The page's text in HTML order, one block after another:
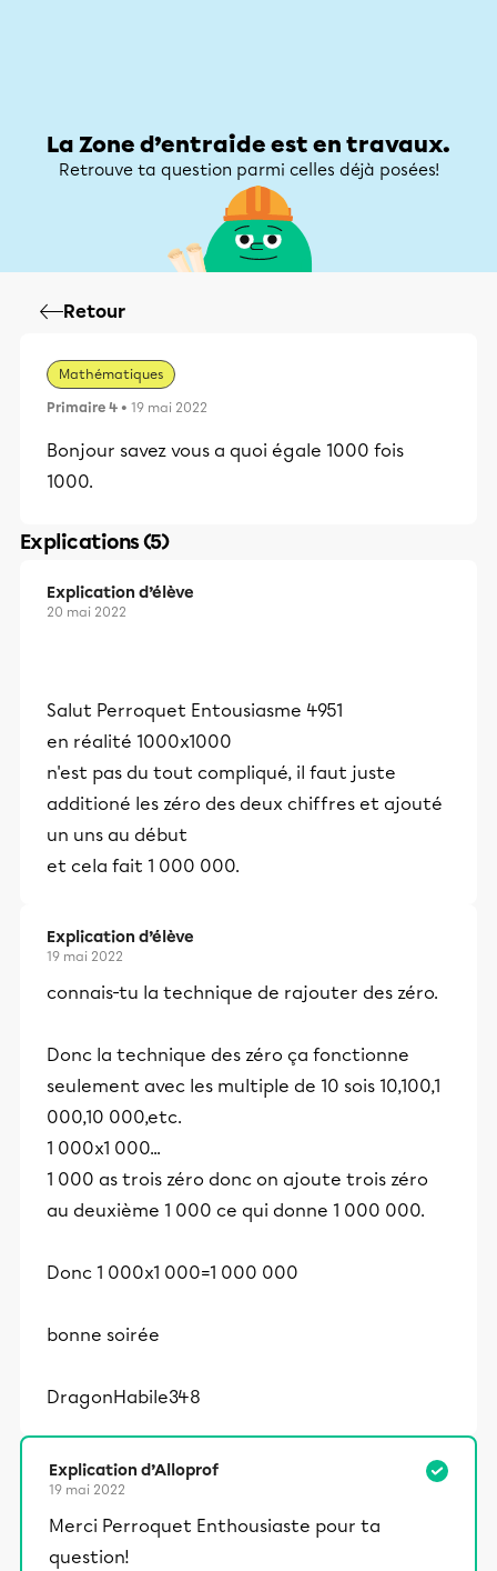
La Zone d’entraide est en travaux.
Retrouve ta question parmi celles déjà posées!
Retour
Mathématiques
Primaire 4 • 19 mai 2022
Bonjour savez vous a quoi égale 1000 fois
1000.
Explications (5)
Explication d’élève
20 mai 2022
Salut Perroquet Entousiasme 4951
en réalité 1000x1000
n'est pas du tout compliqué, il faut juste
additioné les zéro des deux chiffres et ajouté
un uns au début
et cela fait 1 000 000.
Explication d’élève
19 mai 2022
connais-tu la technique de rajouter des zéro.
Donc la technique des zéro ça fonctionne
seulement avec les multiple de 10 sois 10,100,1
000,10 000,etc.
1 000x1 000...
1 000 as trois zéro donc on ajoute trois zéro
au deuxième 1 000 ce qui donne 1 000 000.
Donc 1 000x1 000=1 000 000
bonne soirée
DragonHabile348
Explication d’Alloprof
19 mai 2022
Merci Perroquet Enthousiaste pour ta
question!